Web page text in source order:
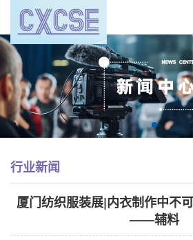
行业新闻
厦门纺织服装展|内衣制作中不
——辅料